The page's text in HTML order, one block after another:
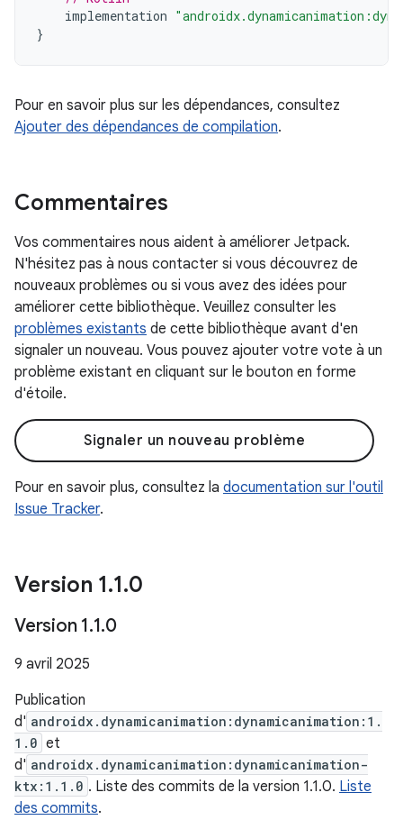
implementation
}
Pour en savoir plus sur les dépendances, consultez
Ajouter des dépendances de compilation.
Commentaires
Vos commentaires nous aident à améliorer Jetpack.
N'hésitez pas à nous contacter si vous découvrez de
nouveaux problèmes ou si vous avez des idées pour
améliorer cette bibliothèque. Veuillez consulter les
problèmes existants de cette bibliothèque avant d'en
signaler un nouveau. Vous pouvez ajouter votre vote à un
problème existant en cliquant sur le bouton en forme
d'étoile.
Signaler un nouveau problème
Pour en savoir plus, consultez la documentation sur l'outil
Issue Tracker.
Version 1.1.0
Version 1.1.0
9 avril 2025
Publication
d' androidx.dynamicanimation:dynamicanimation:1.
1.0 et
d' androidx.dynamicanimation:dynamicanimation-
ktx:1.1.0 . Liste des commits de la version 1.1.0. Liste
des commits.